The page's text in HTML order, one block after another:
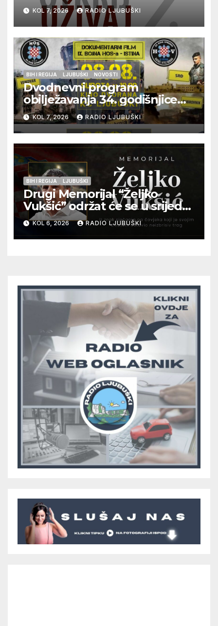
vrhunska vina, gastronomiju i
glazbu
KOL 7, 2026 RADIO LJUBUŠKI
BIH I REGIJA LJUBUŠKI NOVOSTI
Dvodnevni program
obilježavanja 34. godišnjice
pogibije generala Blaža
Kraljevića i osmorice
pripadnika HOS-a
KOL 7, 2026 RADIO LJUBUŠKI
BIH I REGIJA LJUBUŠKI
Drugi Memorijal “Željko
Vukšić” održat će se u srijedu
12. kolovoza u Otoku
KOL 6, 2026 RADIO LJUBUŠKI